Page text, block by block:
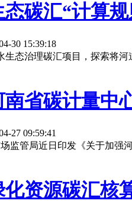
碳汇“计算
30 15:39:18
生态治理碳汇项目，探索将
南省碳计量
27 09:59:41
监管局近日印发《关于加强
资源碳汇核